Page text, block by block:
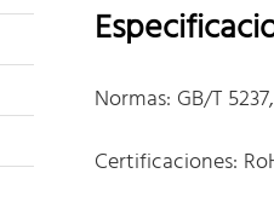
Normas: GB/T
Certificaciones: